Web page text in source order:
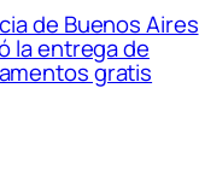
de Buenos Aires
la entrega de
gratis